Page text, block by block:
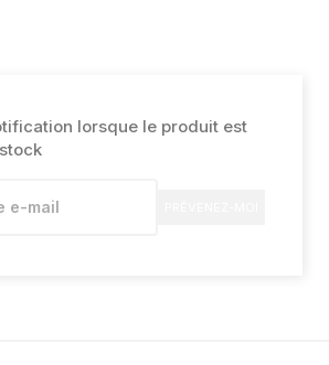
lorsque le produit est